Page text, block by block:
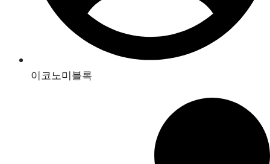
이코노미블록